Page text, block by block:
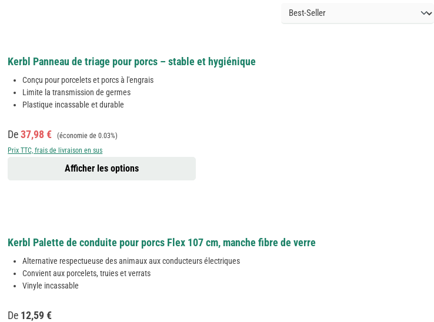
Kerbl Panneau de triage pour porcs – stable et hygiénique
Conçu pour porcelets et porcs à l'engrais
Limite la transmission de germes
Plastique incassable et durable
Prix de vente :
De37,98 € Prix régulier :
(économie de 0.03%)
Prix TTC, frais de livraison en sus
Afficher les options
Kerbl Palette de conduite pour porcs Flex 107 cm, manche fibre de verre
Alternative respectueuse des animaux aux conducteurs électriques
Convient aux porcelets, truies et verrats
Vinyle incassable
Prix régulier :
De 12,59 €